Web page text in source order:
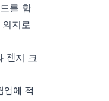
를 함
지로
젠지 크
에 적